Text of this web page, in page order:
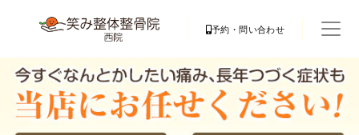
予約・問い合わせ